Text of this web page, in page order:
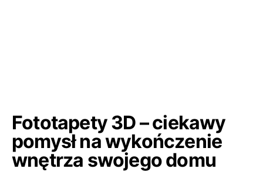
Fototapety 3D – ciekawy
pomysł na wykończenie
wnętrza swojego domu